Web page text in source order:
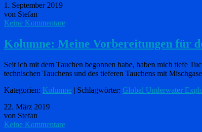
1. September 2019
von Stefan
Keine Kommentare
Kolumne: Meine Vorbereitungen für
Seit ich mit dem Tauchen begonnen habe, haben mich tiefe
technischen Tauchens und des tieferen Tauchens mit
Kategorien: Kolumne | Schlagwörter: Global Underwater
22. März 2019
von Stefan
Keine Kommentare